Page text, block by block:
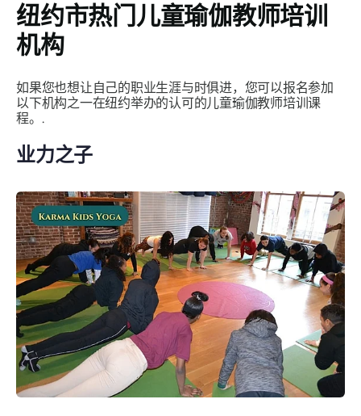
纽约市热门儿童瑜伽教师培训
机构
如果您也想让自己的职业生涯与时俱进，您可以报名参加
以下机构之一在纽约举办的认可的儿童瑜伽教师培训课
程。.
业力之子